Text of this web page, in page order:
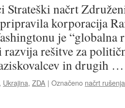
Strateški načrt
korporacija
je “globalna
razvija rešitve za
in drugih
, Ukrajina, ZDA | Označeno načrt